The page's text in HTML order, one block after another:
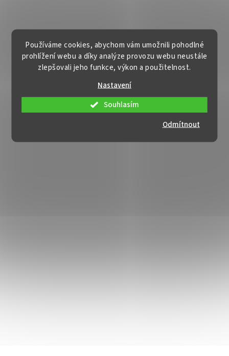
Používáme cookies, abychom vám umožnili pohodlné
prohlížení webu a díky analýze provozu webu neustále
zlepšovali jeho funkce, výkon a použitelnost.
Nastavení
Odmítnout
Souhlasím